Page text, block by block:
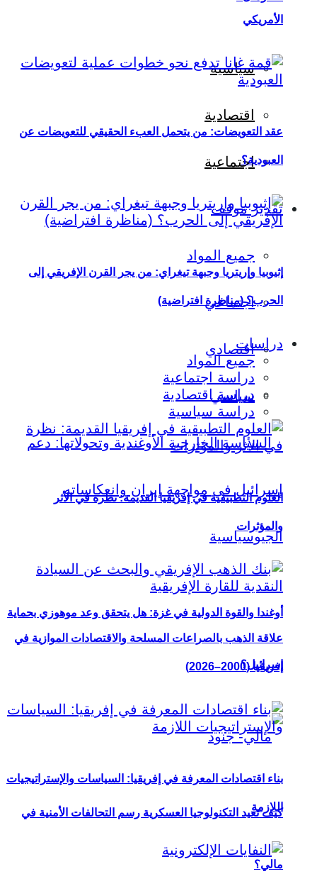
سياسية
اقتصادية
اجتماعية
تقدير موقف
جميع المواد
اجتماعي
اقتصادي
سياسي
أوغندا والقوة الدولية في غزة: هل يتحقق وعد موهوزي بحماية
إسرائيل؟
كيف تعيد التكنولوجيا العسكرية رسم التحالفات الأمنية في
مالي؟
الأمريكي
عقد التعويضات: من يتحمل العبء الحقيقي للتعويضات عن
العبودية؟
إثيوبيا وإريتريا وجبهة تيغراي: من يجر القرن الإفريقي إلى
الحرب؟ (مناظرة افتراضية)
دراسات
جميع المواد
دراسة اجتماعية
دراسة اقتصادية
دراسة سياسية
العلوم التطبيقية في إفريقيا القديمة: نظرة في الأثر
والمؤثرات
علاقة الذهب بالصراعات المسلحة والاقتصادات الموازية في
إفريقيا (2000–2026)
بناء اقتصادات المعرفة في إفريقيا: السياسات والإستراتيجيات
اللازمة